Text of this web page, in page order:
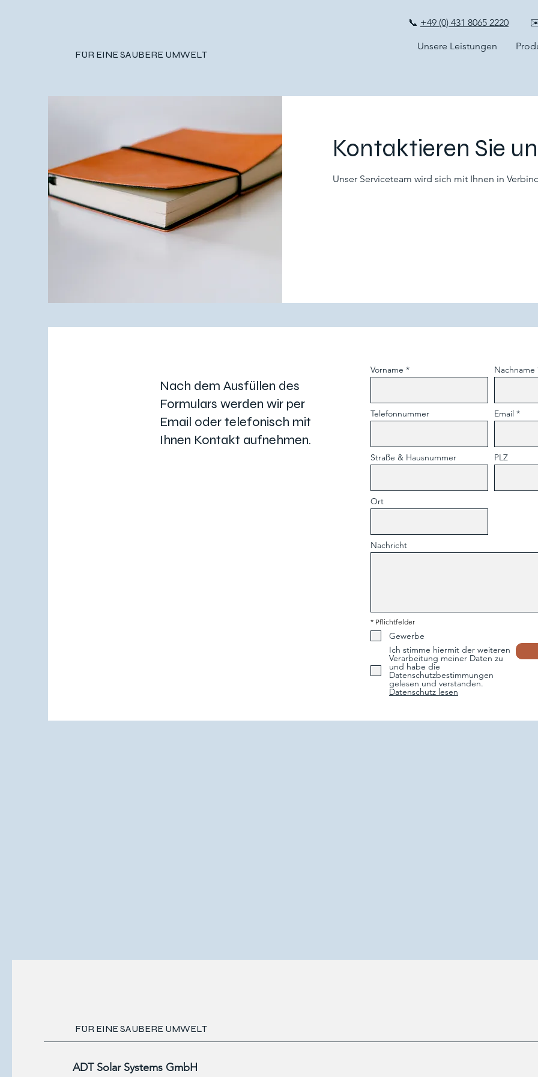
FÜR EINE SAUBERE UMWELT
📞 +49 (0) 431 8065 2220
Unsere Leistungen
Kontaktieren Sie
Unser Serviceteam wird sich mit Ihnen in
Nach dem Ausfüllen des
Formulars werden wir per
Email oder telefonisch mit
Ihnen Kontakt aufnehmen.
Vorname Nachname
Telefonnummer Email
Straße & Hausnummer PLZ
Ort
Nachricht
Gewerbe
* Pflichtfelder
Ich stimme hiermit der weiteren
Verarbeitung meiner Daten zu
und habe die
Datenschutzbestimmungen
gelesen und verstanden.
Datenschutz lesen
FÜR EINE SAUBERE UMWELT
ADT Solar Systems GmbH